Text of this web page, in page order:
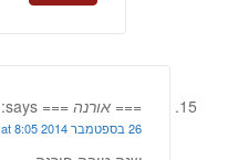
=== אורנה === says:
26 בספטמבר 2014 at 8:05